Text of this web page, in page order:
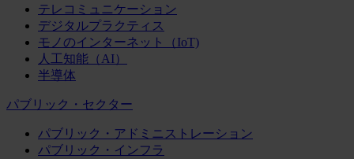
テレコミュニケーション
デジタルプラクティス
モノのインターネット（IoT)
人工知能（AI）
半導体
パブリック・セクター
パブリック・アドミニストレーション
パブリック・インフラ